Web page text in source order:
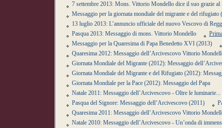
7 settembre 2013: Mons. Vittorio Mondello dice il suo grazie
Messaggio per la giornata mondiale del migrante e del rifugiato
13 luglio 2013: L’annuncio ufficiale del nuovo Vescovo di
Pasqua 2013: Messaggio di mons. Vittorio Mondello
Messaggio per la Quaresima di Papa Benedetto XVI (2013)
Quaresima 2012: Messaggio dell’Arcivescovo Vittorio
Giornata Mondiale del Migrante (2012): Messaggio
Giornata Mondiale del Migrante e del Rifugiato (2012):
Giornata Mondiale per la Pace (2012): Messaggio del Papa
Natale 2011: Messaggio dell’Arcivescovo - Oltre le
Pasqua del Signore: Messaggio dell’Arcivescovo (2011)
Quaresima 2011: Messaggio dell’Arcivescovo Vittorio
Natale 2010: Messaggio dell’Arcivescovo - Un’onda di